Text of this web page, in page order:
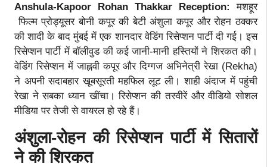
Anshula-Kapoor Rohan Thakkar Reception:
मशहूर
फिल्म प्रोड्यूसर बोनी कपूर की बेटी अंशुला कपूर और रोहन ठक्कर
की शादी के बाद मुंबई में एक शानदार वेडिंग रिसेप्शन पार्टी दी गई। इस
रिसेप्शन पार्टी में बॉलीवुड की कई जानी-मानी हस्तियों ने शिरकत की।
वेडिंग रिसेप्शन में जाह्नवी कपूर और दिग्गज अभिनेत्री रेखा (Rekha)
ने अपनी सदाबहार खूबसूरती महफिल लूट ली। शाही अंदाज में पहुंची
रेखा ने सबका ध्यान खींचा। रिसेप्शन की तस्वीरें और वीडियो सोशल
मीडिया पर तेजी से वायरल हो रहे हैं।
अंशुला-रोहन की रिसेप्शन पार्टी में सितारों
ने की शिरकत